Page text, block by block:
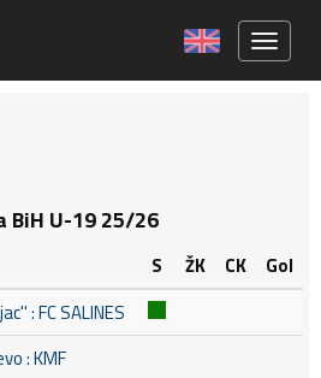
U-19 25/26
S ŽK CK
Gol
: FC SALINES
: KMF